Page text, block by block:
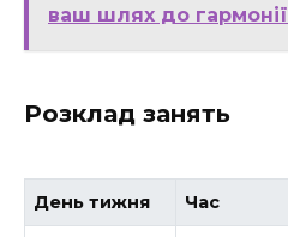
ваш шлях до гармонії
Розклад занять
День тижня Час